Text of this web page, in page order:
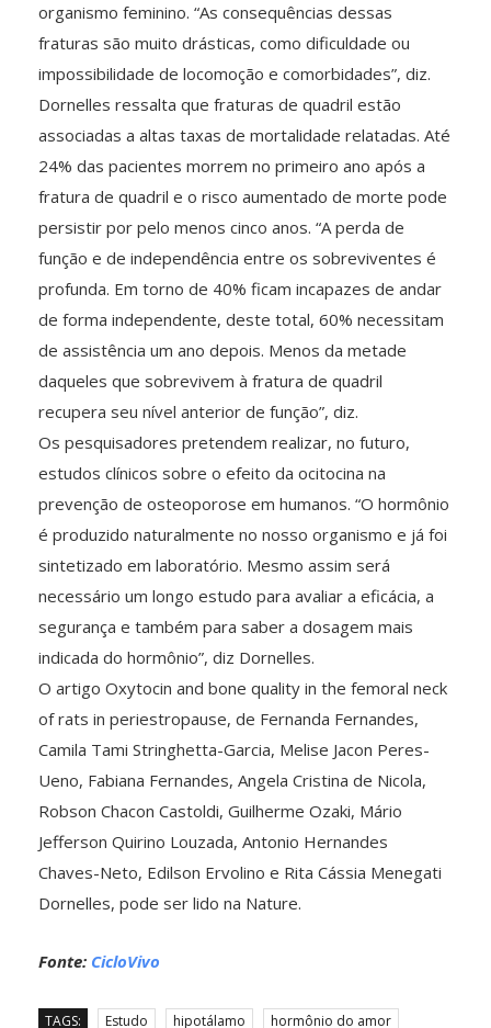
organismo feminino. “As consequências dessas
fraturas são muito drásticas, como dificuldade ou
impossibilidade de locomoção e comorbidades”, diz.
Dornelles ressalta que fraturas de quadril estão
associadas a altas taxas de mortalidade relatadas. Até
24% das pacientes morrem no primeiro ano após a
fratura de quadril e o risco aumentado de morte pode
persistir por pelo menos cinco anos. “A perda de
função e de independência entre os sobreviventes é
profunda. Em torno de 40% ficam incapazes de andar
de forma independente, deste total, 60% necessitam
de assistência um ano depois. Menos da metade
daqueles que sobrevivem à fratura de quadril
recupera seu nível anterior de função”, diz.
Os pesquisadores pretendem realizar, no futuro,
estudos clínicos sobre o efeito da ocitocina na
prevenção de osteoporose em humanos. “O hormônio
é produzido naturalmente no nosso organismo e já foi
sintetizado em laboratório. Mesmo assim será
necessário um longo estudo para avaliar a eficácia, a
segurança e também para saber a dosagem mais
indicada do hormônio”, diz Dornelles.
O artigo Oxytocin and bone quality in the femoral neck
of rats in periestropause, de Fernanda Fernandes,
Camila Tami Stringhetta-Garcia, Melise Jacon Peres-
Ueno, Fabiana Fernandes, Angela Cristina de Nicola,
Robson Chacon Castoldi, Guilherme Ozaki, Mário
Jefferson Quirino Louzada, Antonio Hernandes
Chaves-Neto, Edilson Ervolino e Rita Cássia Menegati
Dornelles, pode ser lido na Nature.
Fonte: CicloVivo
TAGS: Estudo hipotálamo
hormônio do amor